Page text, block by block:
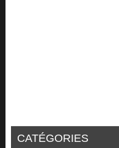
CATÉGORIES